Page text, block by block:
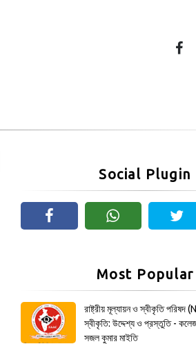
Social Plugin
Most Popular
রাষ্ট্রীয় মূল্যায়ন ও স্বীকৃতি
স্বীকৃতি: উদ্দেশ্য ও প্রস্তুতি -
সজল কুমার মাইতি